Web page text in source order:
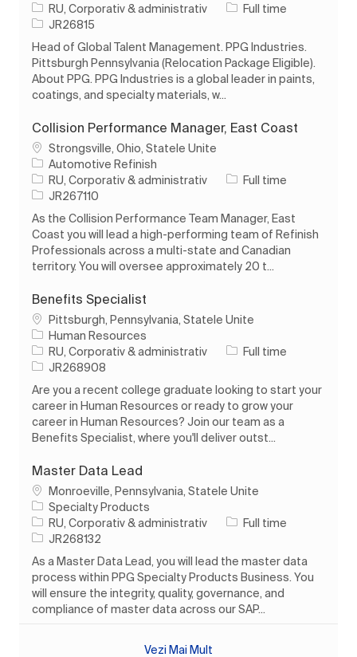
Categorie
RU, Corporativ & administrativ Tipul postului
Full time
Job IdJR26815
Head of Global Talent Management. PPG Industries.
Pittsburgh Pennsylvania (Relocation Package Eligible).
About PPG. PPG Industries is a global leader in paints,
coatings, and specialty materials, w...
Collision Performance Manager, East Coast
LocStrongsville, Ohio, Statele Unite
Automotive Refinish
Categorie
RU, Corporativ & administrativ Tipul postului
Full time
Job IdJR267110
As the Collision Performance Team Manager, East
Coast you will lead a high-performing team of Refinish
Professionals across a multi-state and Canadian
territory. You will oversee approximately 20 t...
Benefits Specialist
LocPittsburgh, Pennsylvania, Statele Unite
Human Resources
Categorie
RU, Corporativ & administrativ Tipul postului
Full time
Job IdJR268908
Are you a recent college graduate looking to start your
career in Human Resources or ready to grow your
career in Human Resources? Join our team as a
Benefits Specialist, where you'll deliver outst...
Master Data Lead
LocMonroeville, Pennsylvania, Statele Unite
Specialty Products
Categorie
RU, Corporativ & administrativ Tipul postului
Full time
Job IdJR268132
As a Master Data Lead, you will lead the master data
process within PPG Specialty Products Business. You
will ensure the integrity, quality, governance, and
compliance of master data across our SAP...
Vezi Mai Mult